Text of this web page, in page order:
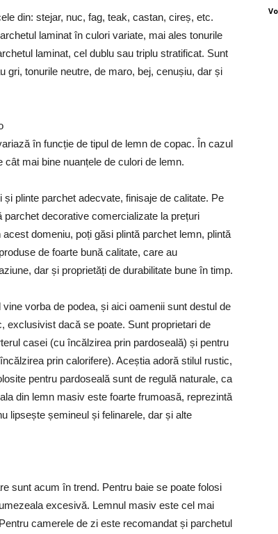
din: stejar, nuc, fag, teak, castan, cireș, etc.
laminat în culori variate, mai ales tonurile
laminat, cel dublu sau triplu stratificat. Sunt
gri, tonurile neutre, de maro, bej, cenușiu, dar și
în funcție de tipul de lemn de copac. În cazul
mai bine nuanțele de culori de lemn.
plinte parchet adecvate, finisaje de calitate. Pe
parchet decorative comercializate la prețuri
domeniu, poți găsi plintă parchet lemn, plintă
de foarte bună calitate, care au
dar și proprietăți de durabilitate bune în timp.
vine vorba de podea, și aici oamenii sunt destul de
exclusivist dacă se poate. Sunt proprietari de
casei (cu încălzirea prin pardoseală) și pentru
prin calorifere). Aceștia adoră stilul rustic,
pentru pardoseală sunt de regulă naturale, ca
din lemn masiv este foarte frumoasă, reprezintă
lipsește șemineul și felinarele, dar și alte
sunt acum în trend. Pentru baie se poate folosi
excesivă. Lemnul masiv este cel mai
camerele de zi este recomandat și parchetul